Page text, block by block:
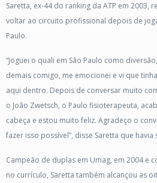
Saretta, ex-44 do ranking da ATP em 2003,
voltar ao circuito profissional depois de
Paulo.
“Joguei o quali em São Paulo como
demais comigo, me emocionei e vi que
aqui dentro. Depois de conversar muito
o João Zwetsch, o Paulo fisioterapeuta,
cabeça e estou muito feliz. Agradeço o
fazer isso possível”, disse Saretta que
Campeão de duplas em Umag, em 2004 e
no currículo, Saretta também alcançou as